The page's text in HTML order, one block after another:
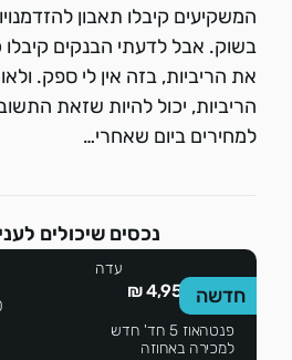
המשקיעים קיבלו תאבון
בשוק. אבל לדעתי הבנקים
את הריביות, בזה אין לי ספק.
הריביות, יכול להיות שזאת
למחירים ביום שאחרי…
נכסים שיכולים
חדשה
4,950,000 ₪
פנטהאוז 5 חד' חדש
למכירה באחוזה
כרמל
עדה